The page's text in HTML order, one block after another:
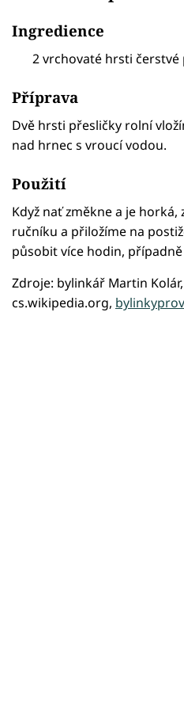
Ingredience
2 vrchovaté hrsti
Příprava
Dvě hrsti přesličky rolní
nad hrnec s vroucí vodou.
Použití
Když nať změkne a je
ručníku a přiložíme na
působit více hodin,
Zdroje: bylinkář Martin Kolár,
cs.wikipedia.org,